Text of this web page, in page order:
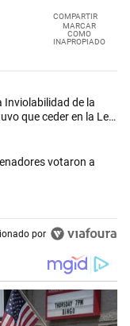
COMPARTIR
MARCAR
COMO
INAPROPIADO
en los
dio media sanción a
Inviolabilidad de la
que ceder en la Ley
Privada:
votaron a
por